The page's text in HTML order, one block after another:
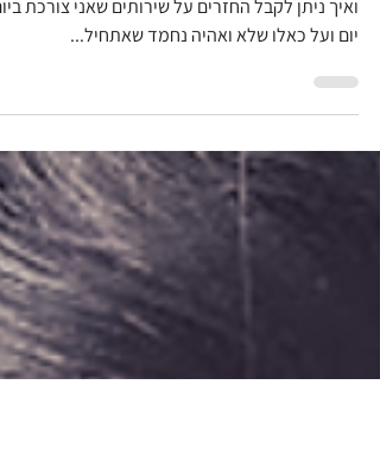
סופית אייזנברג זבולון
לצאת לחופשה אחרי לידה ולקבל
החזר. למה לא בעצם?
אחד מתחביביי, לקרוא פוליסות וביטוחים ולהבין
ואיך ניתן לקבל החזרים על שירותים שאני צורכת
יום ועל כאלו שלא ואהיה נחמד שאתחיל...